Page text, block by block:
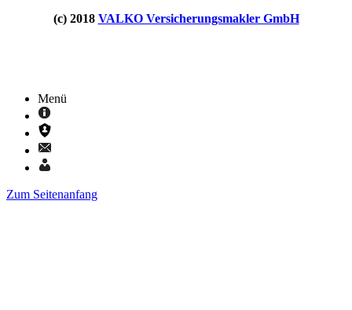
(c) 2018 VALKO Versicherungsmakler GmbH
Menü
Zum Seitenanfang